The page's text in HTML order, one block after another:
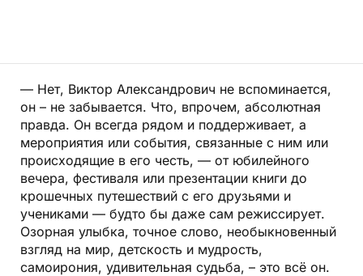
— Нет, Виктор Александрович не вспоминается,
он – не забывается. Что, впрочем, абсолютная
правда. Он всегда рядом и поддерживает, а
мероприятия или события, связанные с ним или
происходящие в его честь, — от юбилейного
вечера, фестиваля или презентации книги до
крошечных путешествий с его друзьями и
учениками — будто бы даже сам режиссирует.
Озорная улыбка, точное слово, необыкновенный
взгляд на мир, детскость и мудрость,
самоирония, удивительная судьба, – это всё он.